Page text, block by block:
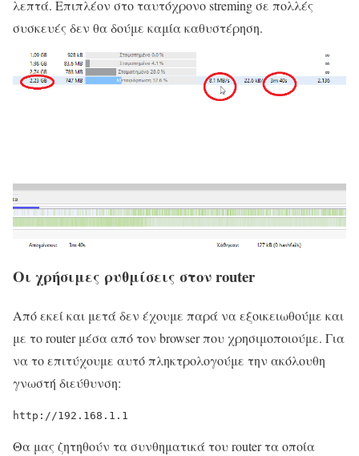
λεπτά. Επιπλέον στο ταυτόχρονο streming σε πολλές
συσκευές δεν θα δούμε καμία καθυστέρηση.
Οι χρήσιμες ρυθμίσεις στον router
Από εκεί και μετά δεν έχουμε παρά να εξοικειωθούμε και
με το router μέσα από τον browser που χρησιμοποιούμε. Για
να το επιτύχουμε αυτό πληκτρολογούμε την ακόλουθη
γνωστή διεύθυνση:
http://192.168.1.1
Θα μας ζητηθούν τα συνθηματικά του router τα οποία